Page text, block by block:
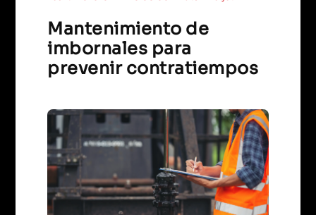
Mantenimiento de
imbornales para
prevenir contratiempos